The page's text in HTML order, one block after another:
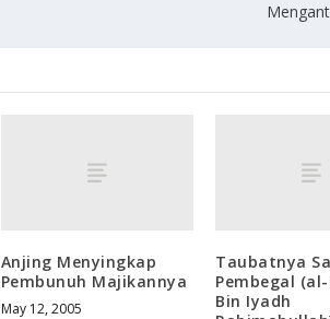
Anjing Menyingkap
Pembunuh Majikannya
May 12, 2005
Taubatnya
Pembegal
Bin Iyadh